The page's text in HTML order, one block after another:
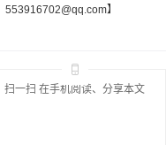
553916702@qq.com】
扫一扫 在手机阅读、分享本文